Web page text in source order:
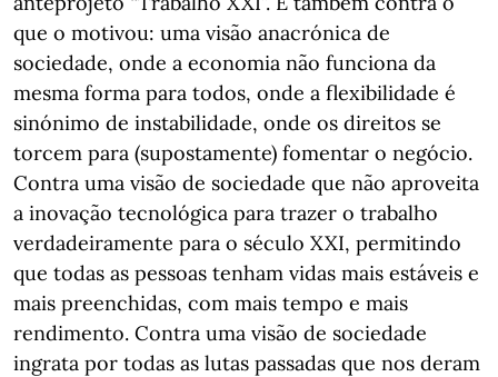
que o motivou: uma visão anacrónica de
sociedade, onde a economia não funciona da
mesma forma para todos, onde a flexibilidade é
sinónimo de instabilidade, onde os direitos se
torcem para (supostamente) fomentar o negócio.
Contra uma visão de sociedade que não aproveita
a inovação tecnológica para trazer o trabalho
verdadeiramente para o século XXI, permitindo
que todas as pessoas tenham vidas mais estáveis e
mais preenchidas, com mais tempo e mais
rendimento. Contra uma visão de sociedade
ingrata por todas as lutas passadas que nos deram